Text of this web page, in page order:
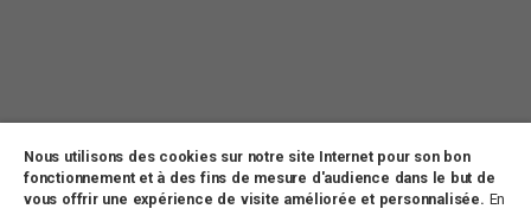
Nous utilisons des cookies sur notre site Internet pour son bon
fonctionnement et à des fins de mesure d'audience dans le but de
vous offrir une expérience de visite améliorée et personnalisée. En